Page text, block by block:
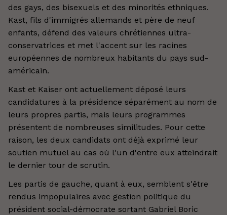
des gays, des bisexuels et des minorités ethniques.
Kast, fils d'immigrés allemands et père de neuf
enfants, défend des valeurs chrétiennes ultra-
conservatrices et met l'accent sur les racines
européennes de nombreux habitants du pays sud-
américain.
Kast et Kaiser ont actuellement déposé leurs
candidatures à la présidence séparément au nom de
leurs propres partis, mais leurs programmes
présentent de nombreuses similitudes. Pour cette
raison, les deux candidats ont déjà exprimé leur
soutien mutuel au cas où l'un d'entre eux atteindrait
le dernier tour de scrutin.
Les partis de gauche, quant à eux, semblent s'être
rendus impopulaires avec gestion politique du
président social-démocrate sortant Gabriel Boric